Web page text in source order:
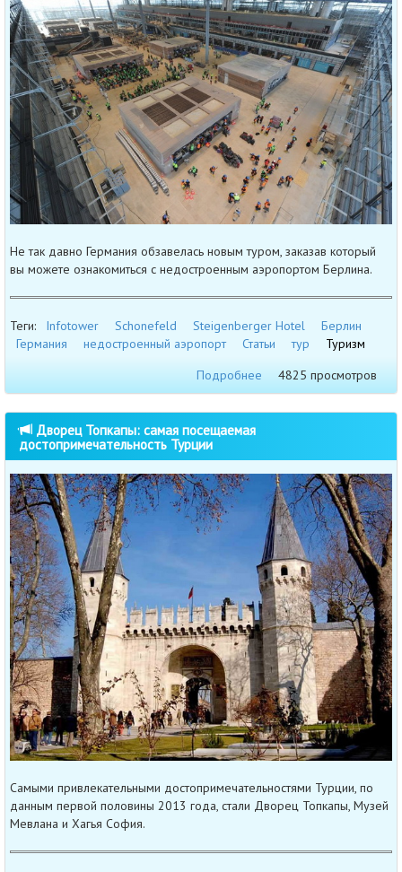
Не так давно Германия обзавелась новым туром, заказав который
вы можете ознакомиться с недостроенным аэропортом Берлина.
Теги: Infotower Schonefeld Steigenberger Hotel
Берлин
Германия
недостроенный аэропорт Статьи тур
Туризм
Подробнее
4825 просмотров
Дворец Топкапы: самая посещаемая
достопримечательность Турции
Самыми привлекательными достопримечательностями Турции, по
данным первой половины 2013 года, стали Дворец Топкапы, Музей
Мевлана и Хагья София.